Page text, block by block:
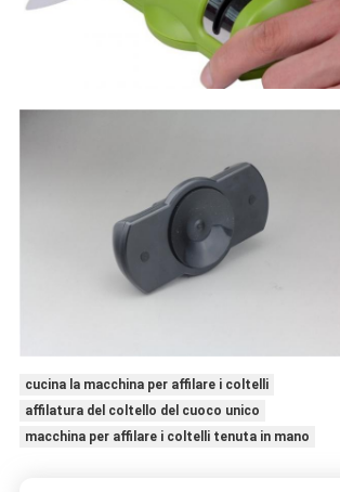
cucina la macchina per affilare i coltelli
affilatura del coltello del cuoco unico
macchina per affilare i coltelli tenuta in mano